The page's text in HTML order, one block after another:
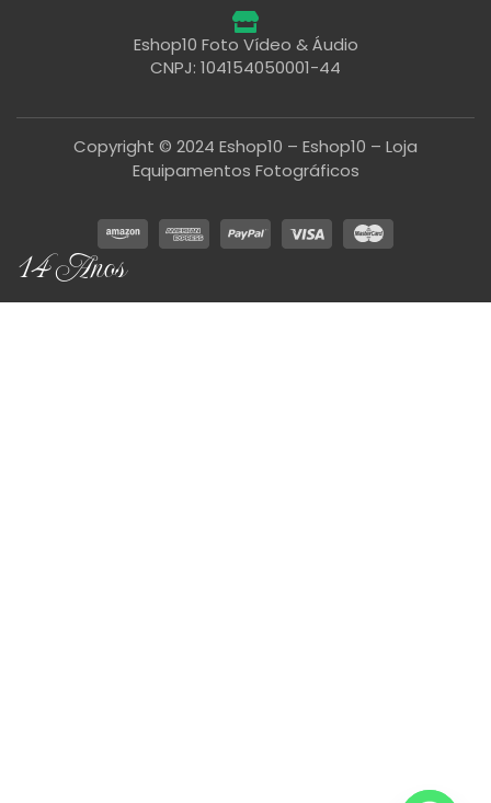
Eshop10 Foto Vídeo & Áudio
CNPJ: 104154050001-44
Copyright © 2024 Eshop10 – Eshop10 – Loja
Equipamentos Fotográficos
14 Anos